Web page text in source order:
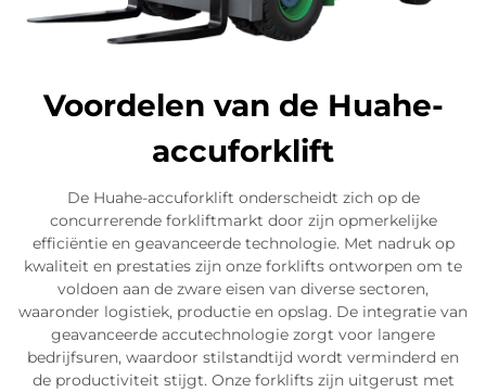
Voordelen van de Huahe-
accuforklift
De Huahe-accuforklift onderscheidt zich op de
concurrerende forkliftmarkt door zijn opmerkelijke
efficiëntie en geavanceerde technologie. Met nadruk op
kwaliteit en prestaties zijn onze forklifts ontworpen om te
voldoen aan de zware eisen van diverse sectoren,
waaronder logistiek, productie en opslag. De integratie van
geavanceerde accutechnologie zorgt voor langere
bedrijfsuren, waardoor stilstandtijd wordt verminderd en
de productiviteit stijgt. Onze forklifts zijn uitgerust met